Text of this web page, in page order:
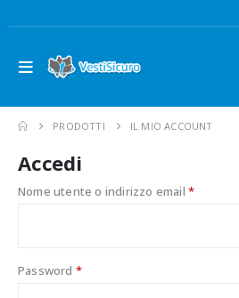
PRODOTTI IL MIO ACCOUNT
Accedi
Nome utente o indirizzo email *Richiesto
Password *Richiesto